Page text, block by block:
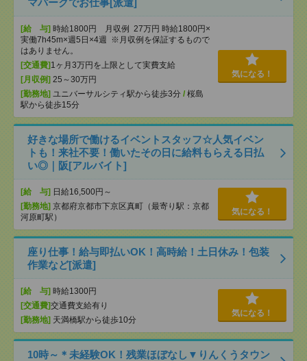
マパークでお仕事[派遣]
[給 与] 時給1800円 月収例 27万円 時給1800円×
実働7h45m×週5日×4週 ※月収例を保証するもので
はありません。
[交通費] 1ヶ月3万円を上限として実費支給
[月収例] 25～30万円
[勤務地] ユニバーサルシティ駅から徒歩3分 / 桜島
駅から徒歩15分
気になる！
好きな場所で働けるイベントスタッフ☆人気イベン
トも！来社不要！働いたその日に給料もらえる日払
い◎｜阪[アルバイト]
[給 与] 日給16,500円～
[勤務地] 京都府京都市下京区真町（最寄り駅：京都
河原町駅）
気になる！
座り仕事！給与即払いOK！高時給！土日休み！包装
作業など[派遣]
[給 与] 時給1300円
[交通費]交通費支給有り
[勤務地] 天満橋駅から徒歩10分
気になる！
10時～＊未経験OK！残業ほぼなし▼りんくうタウン